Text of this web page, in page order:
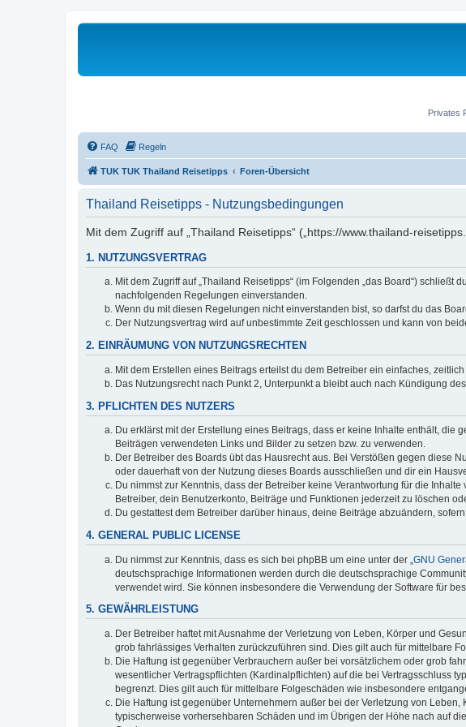
Privates
FAQ Regeln
TUK TUK Thailand Reisetipps Foren-Übersicht
Thailand Reisetipps - Nutzungsbedingungen
Mit dem Zugriff auf „Thailand Reisetipps“ („https://www.thailand-
1. NUTZUNGSVERTRAG
Mit dem Zugriff auf „Thailand Reisetipps“ (im Folgenden „das Board“)
nachfolgenden Regelungen einverstanden.
Wenn du mit diesen Regelungen nicht einverstanden bist, so darfst du das
Der Nutzungsvertrag wird auf unbestimmte Zeit geschlossen und kann von
2. EINRÄUMUNG VON NUTZUNGSRECHTEN
Mit dem Erstellen eines Beitrags erteilst du dem Betreiber ein einfaches,
Das Nutzungsrecht nach Punkt 2, Unterpunkt a bleibt auch nach Kündigung
3. PFLICHTEN DES NUTZERS
Du erklärst mit der Erstellung eines Beitrags, dass er keine Inhalte enthält,
Beiträgen verwendeten Links und Bilder zu setzen bzw. zu verwenden.
Der Betreiber des Boards übt das Hausrecht aus. Bei Verstößen gegen diese
oder dauerhaft von der Nutzung dieses Boards ausschließen und dir ein
Du nimmst zur Kenntnis, dass der Betreiber keine Verantwortung für die
Betreiber, dein Benutzerkonto, Beiträge und Funktionen jederzeit zu löschen
Du gestattest dem Betreiber darüber hinaus, deine Beiträge abzuändern,
4. GENERAL PUBLIC LICENSE
Du nimmst zur Kenntnis, dass es sich bei phpBB um eine unter der „ GNU
deutschsprachige Informationen werden durch die deutschsprachige
verwendet wird. Sie können insbesondere die Verwendung der Software für
5. GEWÄHRLEISTUNG
Der Betreiber haftet mit Ausnahme der Verletzung von Leben, Körper und
grob fahrlässiges Verhalten zurückzuführen sind. Dies gilt auch für mittelbare
Die Haftung ist gegenüber Verbrauchern außer bei vorsätzlichem oder grob
wesentlicher Vertragspflichten (Kardinalpflichten) auf die bei Vertragsschluss
begrenzt. Dies gilt auch für mittelbare Folgeschäden wie insbesondere
Die Haftung ist gegenüber Unternehmern außer bei der Verletzung von
typischerweise vorhersehbaren Schäden und im Übrigen der Höhe nach auf